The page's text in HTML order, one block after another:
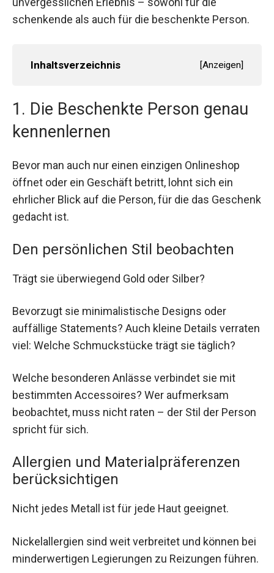
schenkende als auch für die beschenkte Person.
Inhaltsverzeichnis [Anzeigen]
1. Die Beschenkte Person genau
kennenlernen
Bevor man auch nur einen einzigen Onlineshop
öffnet oder ein Geschäft betritt, lohnt sich ein
ehrlicher Blick auf die Person, für die das Geschenk
gedacht ist.
Den persönlichen Stil beobachten
Trägt sie überwiegend Gold oder Silber?
Bevorzugt sie minimalistische Designs oder
auffällige Statements? Auch kleine Details verraten
viel: Welche Schmuckstücke trägt sie täglich?
Welche besonderen Anlässe verbindet sie mit
bestimmten Accessoires? Wer aufmerksam
beobachtet, muss nicht raten – der Stil der Person
spricht für sich.
Allergien und Materialpräferenzen
berücksichtigen
Nicht jedes Metall ist für jede Haut geeignet.
Nickelallergien sind weit verbreitet und können bei
minderwertigen Legierungen zu Reizungen führen.